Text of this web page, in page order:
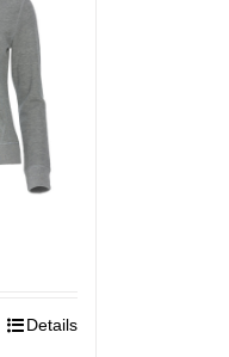
Details